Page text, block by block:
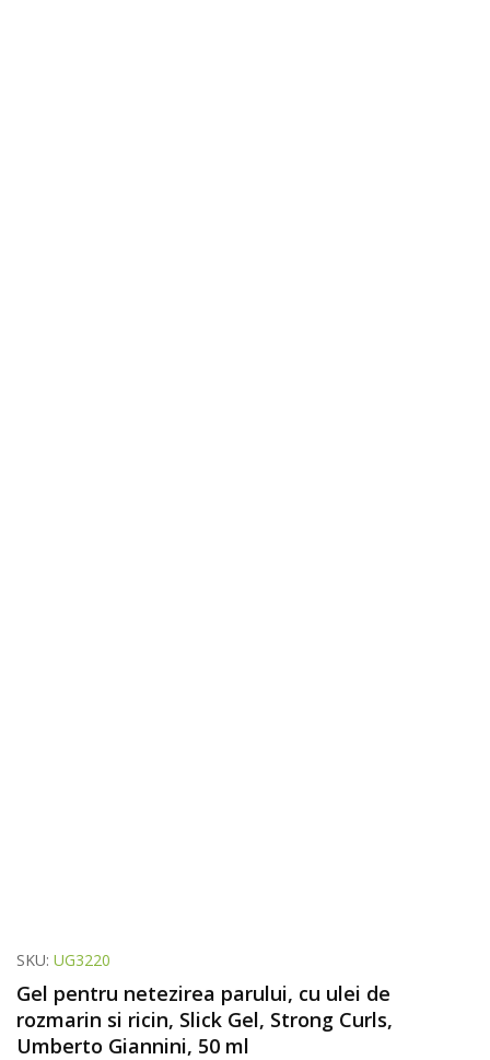
SKU: UG3220
Gel pentru netezirea parului, cu ulei de
rozmarin si ricin, Slick Gel, Strong Curls,
Umberto Giannini, 50 ml